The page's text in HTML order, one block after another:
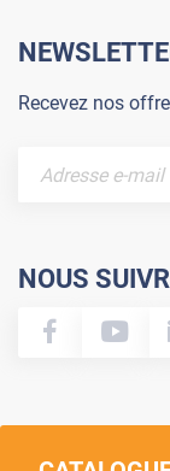
Recevez nos
NOUS